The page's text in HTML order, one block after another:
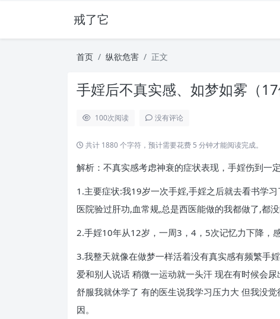
戒了它
首页 纵欲危害 正文
手婬后不真实感、如梦如雾（17
100次阅读 没有评论
共计 1880 个字符，预计需要花费 5 分钟才能阅读完成。
解析：不真实感考虑神衰的症状表现，手婬伤到一
1.主要症状:我19岁一次手婬,手婬之后就去看书学
医院验过肝功,血常规,总是西医能做的我都做了,都
2.手婬10年从12岁，一周3，4，5次记忆力下降，
3.我整天就像在做梦一样活着没有真实感有频繁手
爱和别人说话 稍微一运动就一头汗 现在有时候会
舒服我就休学了 有的医生说我学习压力大 但我没
因。